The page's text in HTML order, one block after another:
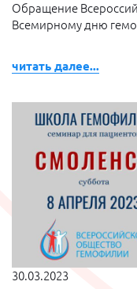
Обращение
Всемирному дню
читать далее...
30.03.2023